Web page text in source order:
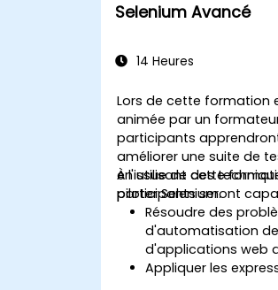
Selenium Avancé
14 Heures
Lors de cette formation
animée par un
participants
améliorer une suite de
en utilisant des
piloter Selenium.
À l'issue de cette
participants seront
Résoudre des
d'automatisation
d'applications web
Appliquer les